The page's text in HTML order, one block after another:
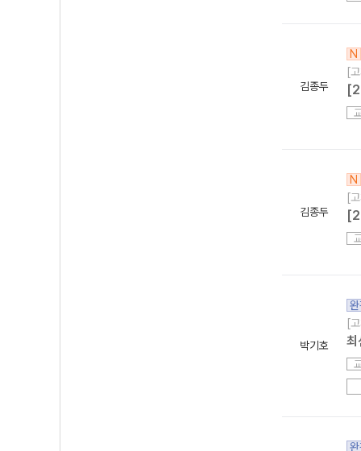
김종두
N
[
김종두
N
[
박기호
[
최